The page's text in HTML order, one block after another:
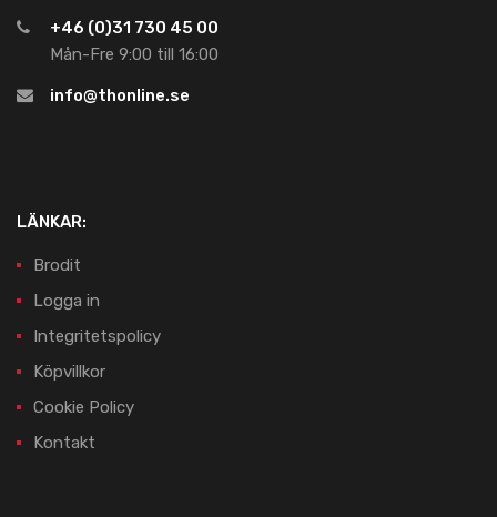
+46 (0)31 730 45 00
Mån-Fre 9:00 till 16:00
info@thonline.se
LÄNKAR:
Brodit
Logga in
Integritetspolicy
Köpvillkor
Cookie Policy
Kontakt